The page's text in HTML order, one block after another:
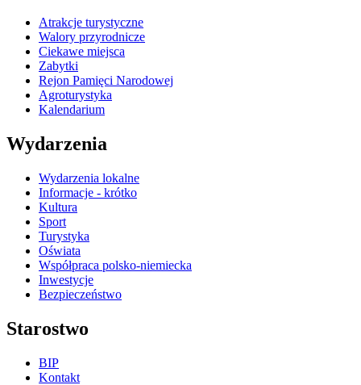
Atrakcje turystyczne
Walory przyrodnicze
Ciekawe miejsca
Zabytki
Rejon Pamięci Narodowej
Agroturystyka
Kalendarium
Wydarzenia
Wydarzenia lokalne
Informacje - krótko
Kultura
Sport
Turystyka
Oświata
Współpraca polsko-niemiecka
Inwestycje
Bezpieczeństwo
Starostwo
BIP
Kontakt